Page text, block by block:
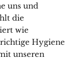
uns und
die
wie
Hygiene
unseren